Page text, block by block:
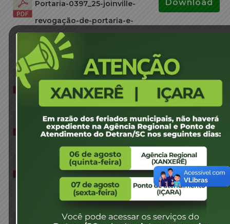
Portaria-0397_25-joinville-
revogação-de-portaria-e-
designação-de-junta-médica-
valdemiro-moyses-soares-jm
1 arquivo(s) 99.73 KB
Download
portaria-0396_25-brusque-
valmir-jose-guesser-jm
1 arquivo(s) 100.39 KB
Download
portaria-0395_25-itajaí-
antonio-mendes-jm
1 arquivo(s) 61.08 KB
Download
portaria-0394_25-capital-
vanessa-de-souza-izaias-reis-
Download
Download